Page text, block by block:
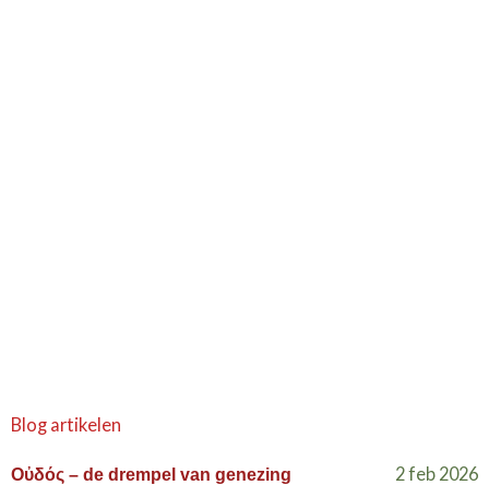
Blog artikelen
Οὐδός – de drempel van genezing 2 feb 2026